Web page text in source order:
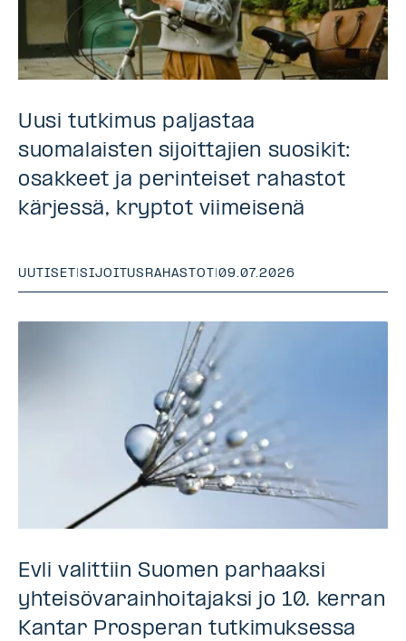
Uusi tutkimus paljastaa
suomalaisten sijoittajien suosikit:
osakkeet ja perinteiset rahastot
kärjessä, kryptot viimeisenä
UUTISET SIJOITUSRAHASTOT |09.07.2026
Evli valittiin Suomen parhaaksi
yhteisövarainhoitajaksi jo 10. kerran
Kantar Prosperan tutkimuksessa